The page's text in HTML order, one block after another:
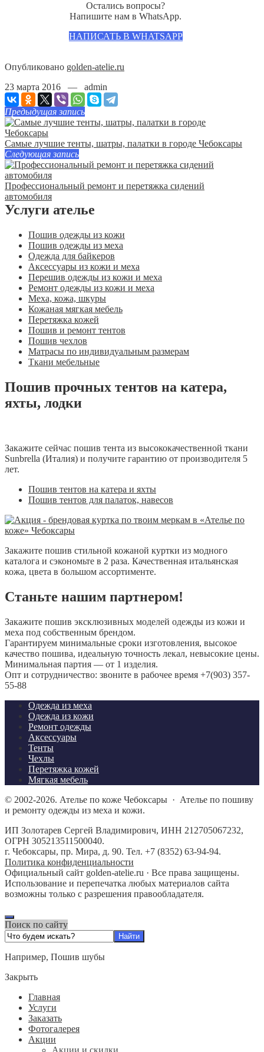
Остались вопросы?
Напишите нам в WhatsApp.
НАПИСАТЬ В WHATSAPP
Опубликовано golden-atelie.ru
23 марта 2016 — admin
Предыдущая запись
Самые лучшие тенты, шатры, палатки в городе Чебоксары
Следующая запись
Профессиональный ремонт и перетяжка сидений
автомобиля
Услуги ателье
Пошив одежды из кожи
Пошив одежды из меха
Одежда для байкеров
Аксессуары из кожи и меха
Перешив одежды из кожи и меха
Ремонт одежды из кожи и меха
Меха, кожа, шкуры
Кожаная мягкая мебель
Перетяжка кожей
Пошив и ремонт тентов
Пошив чехлов
Матрасы по индивидуальным размерам
Ткани мебельные
Пошив прочных тентов на катера,
яхты, лодки
Закажите сейчас пошив тента из высококачественной ткани
Sunbrella (Италия) и получите гарантию от производителя 5
лет.
Пошив тентов на катера и яхты
Пошив тентов для палаток, навесов
Закажите пошив стильной кожаной куртки из модного
каталога и сэкономьте в 2 раза. Качественная итальянская
кожа, цвета в большом ассортименте.
Станьте нашим партнером!
Закажите пошив эксклюзивных моделей одежды из кожи и
меха под собственным брендом.
Гарантируем минимальные сроки изготовления, высокое
качество пошива, идеальную точность лекал, невысокие цены.
Минимальная партия — от 1 изделия.
Опт и сотрудничество: звоните в рабочее время +7(903) 357-
55-88
Одежда из меха
Одежда из кожи
Ремонт одежды
Аксессуары
Тенты
Чехлы
Перетяжка кожей
Мягкая мебель
© 2002-2026. Ателье по коже Чебоксары · Ателье по пошиву
и ремонту одежды из меха и кожи.
ИП Золотарев Сергей Владимирович, ИНН 212705067232,
ОГРН 305213511500040.
г. Чебоксары, пр. Мира, д. 90. Тел. +7 (8352) 63-94-94.
Политика конфиденциальности
Официальный сайт golden-atelie.ru · Все права защищены.
Использование и перепечатка любых материалов сайта
возможны только с разрешения правообладателя.
Поиск по сайту
Например, Пошив шубы
Закрыть
Главная
Услуги
Заказать
Фотогалерея
Акции
Акции и скидки